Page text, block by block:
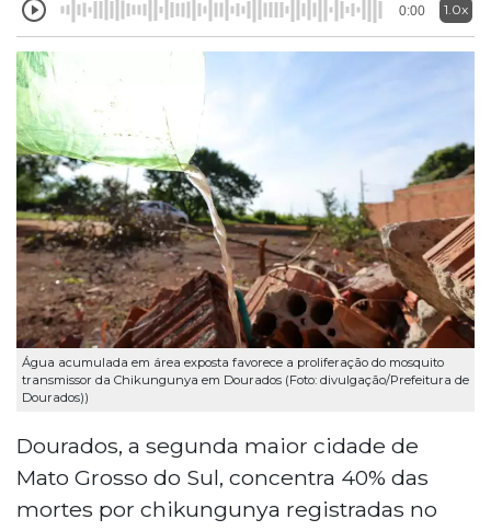
0:00 1.0x
Água acumulada em área exposta favorece a proliferação do mosquito
transmissor da Chikungunya em Dourados (Foto: divulgação/Prefeitura de
Dourados))
Dourados, a segunda maior cidade de
Mato Grosso do Sul, concentra 40% das
mortes por chikungunya registradas no